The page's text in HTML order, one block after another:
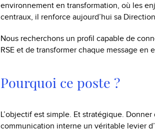
environnement en transformation, où les
centraux, il renforce aujourd’hui sa
Nous recherchons un profil capable de
RSE et de transformer chaque message en
Pourquoi ce poste ?
L’objectif est simple. Et stratégique.
communication interne un véritable levier